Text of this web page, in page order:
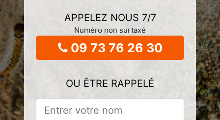
APPELEZ NOUS 7/7
Numéro non surtaxé
09 73 76 26 30
OU ÊTRE RAPPELÉ